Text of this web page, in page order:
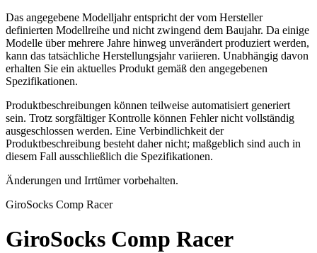
Das angegebene Modelljahr entspricht der vom Hersteller
definierten Modellreihe und nicht zwingend dem Baujahr. Da einige
Modelle über mehrere Jahre hinweg unverändert produziert werden,
kann das tatsächliche Herstellungsjahr variieren. Unabhängig davon
erhalten Sie ein aktuelles Produkt gemäß den angegebenen
Spezifikationen.
Produktbeschreibungen können teilweise automatisiert generiert
sein. Trotz sorgfältiger Kontrolle können Fehler nicht vollständig
ausgeschlossen werden. Eine Verbindlichkeit der
Produktbeschreibung besteht daher nicht; maßgeblich sind auch in
diesem Fall ausschließlich die Spezifikationen.
Änderungen und Irrtümer vorbehalten.
GiroSocks Comp Racer
GiroSocks Comp Racer